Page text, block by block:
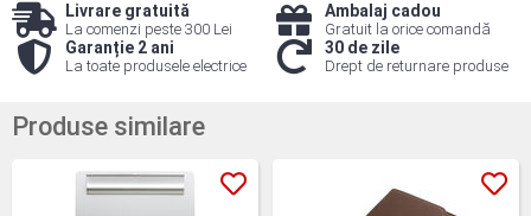
Livrare gratuită
La comenzi peste 300 Lei
Ambalaj cadou
Gratuit la orice comandă
Garanție 2 ani
La toate produsele electrice
30 de zile
Drept de returnare produse
Produse similare